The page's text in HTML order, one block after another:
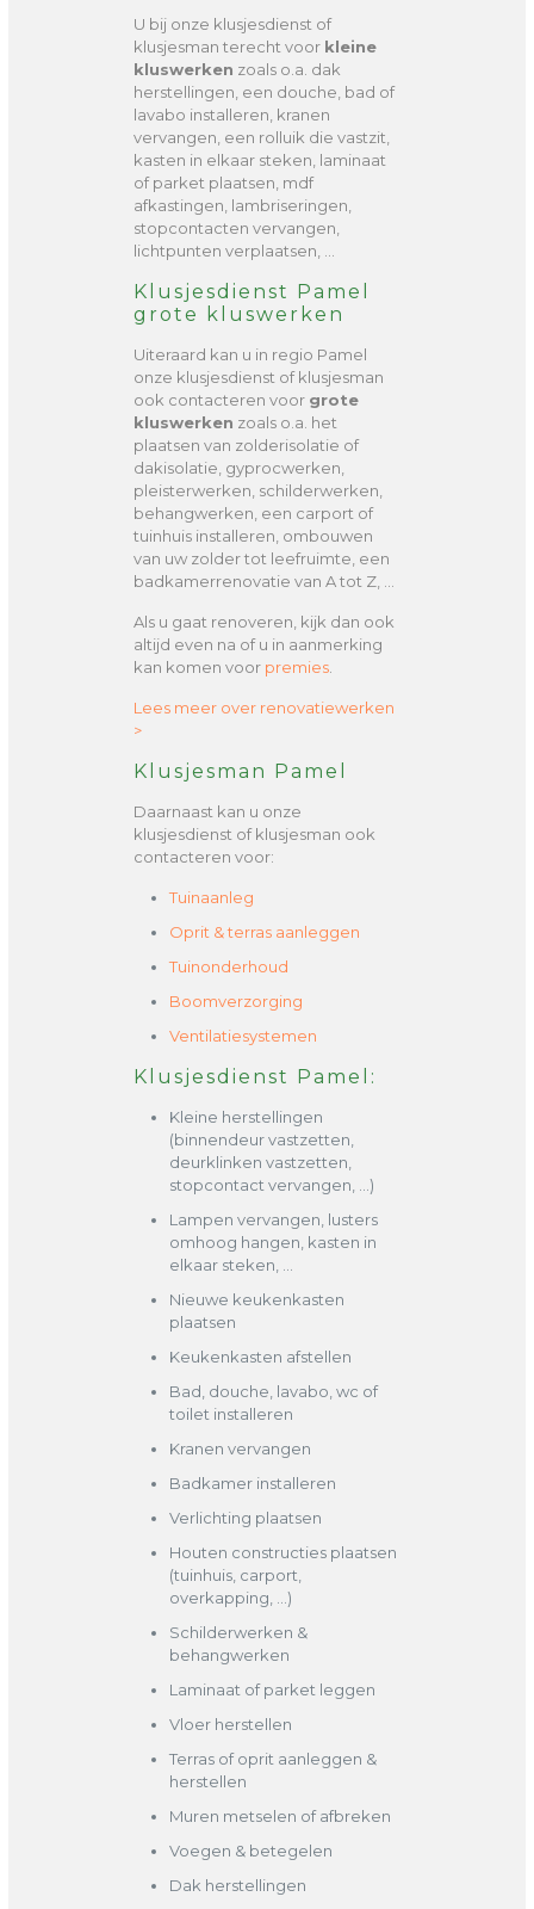
U bij onze klusjesdienst of
klusjesman terecht voor kleine
kluswerken zoals o.a. dak
herstellingen, een douche, bad of
lavabo installeren, kranen
vervangen, een rolluik die vastzit,
kasten in elkaar steken, laminaat
of parket plaatsen, mdf
afkastingen, lambriseringen,
stopcontacten vervangen,
lichtpunten verplaatsen, …
Klusjesdienst Pamel
grote kluswerken
Uiteraard kan u in regio Pamel
onze klusjesdienst of klusjesman
ook contacteren voor grote
kluswerken zoals o.a. het
plaatsen van zolderisolatie of
dakisolatie, gyprocwerken,
pleisterwerken, schilderwerken,
behangwerken, een carport of
tuinhuis installeren, ombouwen
van uw zolder tot leefruimte, een
badkamerrenovatie van A tot Z, …
Als u gaat renoveren, kijk dan ook
altijd even na of u in aanmerking
kan komen voor premies.
Lees meer over renovatiewerken
>
Klusjesman Pamel
Daarnaast kan u onze
klusjesdienst of klusjesman ook
contacteren voor:
Tuinaanleg
Oprit & terras aanleggen
Tuinonderhoud
Boomverzorging
Ventilatiesystemen
Klusjesdienst Pamel:
Kleine herstellingen
(binnendeur vastzetten,
deurklinken vastzetten,
stopcontact vervangen, …)
Lampen vervangen, lusters
omhoog hangen, kasten in
elkaar steken, …
Nieuwe keukenkasten
plaatsen
Keukenkasten afstellen
Bad, douche, lavabo, wc of
toilet installeren
Kranen vervangen
Badkamer installeren
Verlichting plaatsen
Houten constructies plaatsen
(tuinhuis, carport,
overkapping, …)
Schilderwerken &
behangwerken
Laminaat of parket leggen
Vloer herstellen
Terras of oprit aanleggen &
herstellen
Muren metselen of afbreken
Voegen & betegelen
Dak herstellingen